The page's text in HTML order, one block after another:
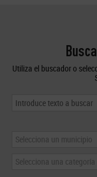
Utiliza el buscador o
Selecciona un municipio
Selecciona una categoría